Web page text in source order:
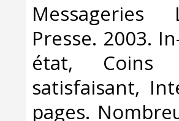
‎Messageries
Presse. 2003.
état, Coins
satisfaisant,
pages.